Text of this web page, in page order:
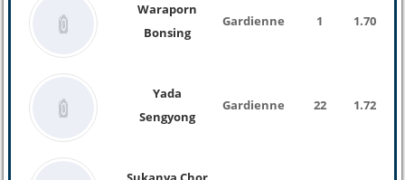
Waraporn
Bonsing
Gardienne 1 1.70
Yada
Sengyong
Gardienne 22 1.72